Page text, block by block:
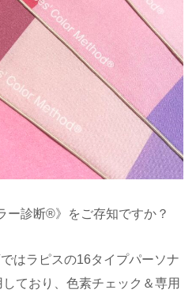
ー診断®︎》をご存知ですか？
はラピスの16タイプパーソナ
ており、色素チェック＆専用